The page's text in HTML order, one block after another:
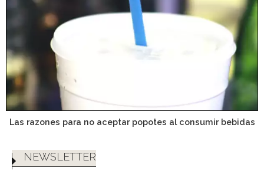
Las razones para no aceptar popotes al consumir bebidas
NEWSLETTER